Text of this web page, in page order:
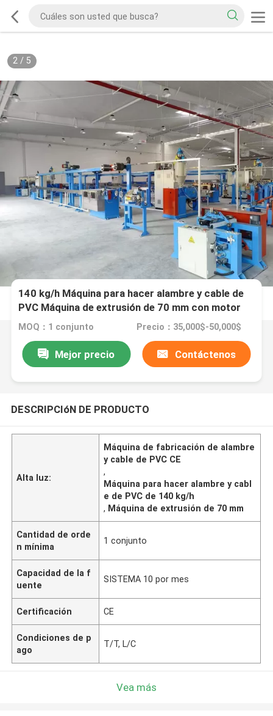
2/ 5
140 kg/h Máquina para hacer alambre y cable de
PVC Máquina de extrusión de 70 mm con motor
Siemens
MOQ：1 conjunto Precio：35,000$-50,000$
Mejor precio Contáctenos
DESCRIPCIóN DE PRODUCTO
Alta luz:
Máquina de fabricación de alambre
y cable de PVC CE
,
Máquina para hacer alambre y cabl
e de PVC de 140 kg/h
, Máquina de extrusión de 70 mm
Cantidad de orde
n mínima
1 conjunto
Capacidad de la f
uente
SISTEMA 10 por mes
Certificación CE
Condiciones de p
ago
T/T, L/C
Vea más